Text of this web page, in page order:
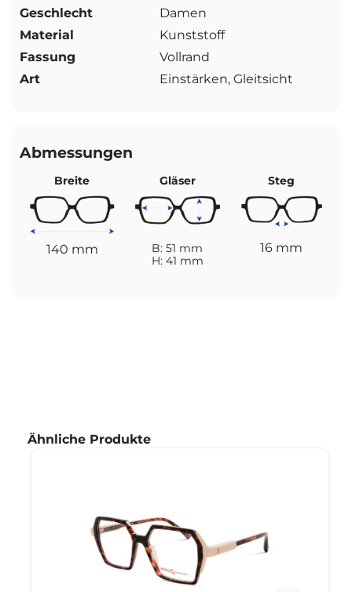
Geschlecht
Damen
Material
Kunststoff
Fassung
Vollrand
Art
Einstärken, Gleitsicht
Abmessungen
Breite
140 mm
Gläser
B: 51 mm
H: 41 mm
Steg
16 mm
Produktgalerie überspringen
Ähnliche Produkte